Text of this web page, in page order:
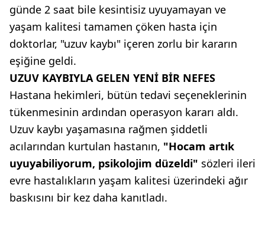
günde 2 saat bile kesintisiz uyuyamayan ve
yaşam kalitesi tamamen çöken hasta için
doktorlar, "uzuv kaybı" içeren zorlu bir kararın
eşiğine geldi.
UZUV KAYBIYLA GELEN YENİ BİR NEFES
Hastana hekimleri, bütün tedavi seçeneklerinin
tükenmesinin ardından operasyon kararı aldı.
Uzuv kaybı yaşamasına rağmen şiddetli
acılarından kurtulan hastanın, "Hocam artık
uyuyabiliyorum, psikolojim düzeldi" sözleri ileri
evre hastalıkların yaşam kalitesi üzerindeki ağır
baskısını bir kez daha kanıtladı.